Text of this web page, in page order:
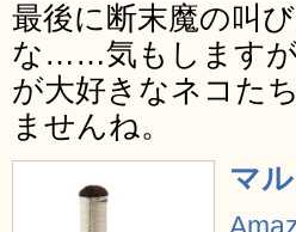
最後に断末魔の叫
な……気もしますが
が大好きなネコた
ませんね。
マ